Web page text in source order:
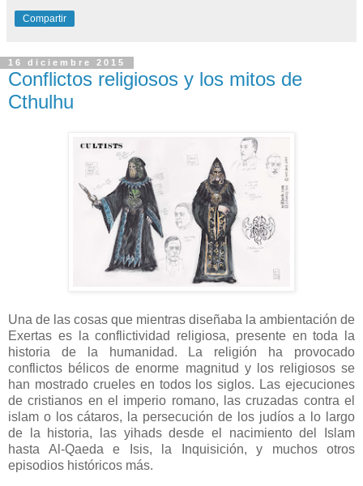
Compartir
16 diciembre 2015
Conflictos religiosos y los mitos de
Cthulhu
Una de las cosas que mientras diseñaba la ambientación de
Exertas es la conflictividad religiosa, presente en toda la
historia de la humanidad. La religión ha provocado
conflictos bélicos de enorme magnitud y los religiosos se
han mostrado crueles en todos los siglos. Las ejecuciones
de cristianos en el imperio romano, las cruzadas contra el
islam o los cátaros, la persecución de los judíos a lo largo
de la historia, las yihads desde el nacimiento del Islam
hasta Al-Qaeda e Isis, la Inquisición, y muchos otros
episodios históricos más.